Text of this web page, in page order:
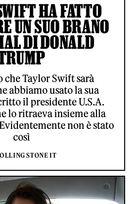
HA FATTO
UN SUO BRANO
DI DONALD
che Taylor Swift sarà
abbiamo usato la sua
il presidente U.S.A.
lo ritraeva insieme alla
non è stato
così
STONE IT